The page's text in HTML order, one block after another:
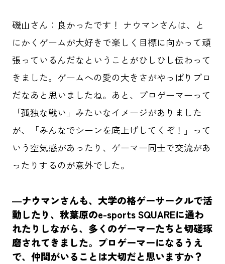
磯山さん：良かったです！ ナウマンさんは、と
にかくゲームが大好きで楽しく目標に向かって頑
張っているんだなということがひしひし伝わって
きました。ゲームへの愛の大きさがやっぱりプロ
だなあと思いましたね。あと、プロゲーマーって
「孤独な戦い」みたいなイメージがありました
が、「みんなでシーンを底上げしてくぞ！」って
いう空気感があったり、ゲーマー同士で交流があ
ったりするのが意外でした。
―ナウマンさんも、大学の格ゲーサークルで活
動したり、秋葉原のe-sports SQUAREに通わ
れたりしながら、多くのゲーマーたちと切磋琢
磨されてきました。プロゲーマーになるうえ
で、仲間がいることは大切だと思いますか？